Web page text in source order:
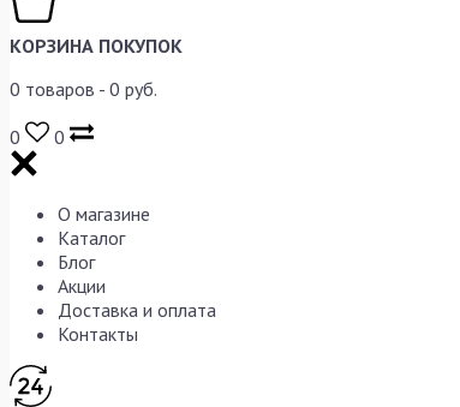
КОРЗИНА ПОКУПОК
0 товаров - 0 руб.
0
0
О магазине
Каталог
Блог
Акции
Доставка и оплата
Контакты